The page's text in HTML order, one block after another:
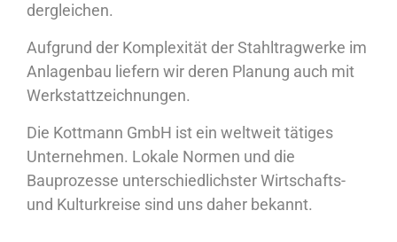
dergleichen.
Aufgrund der Komplexität der Stahltragwerke im
Anlagenbau liefern wir deren Planung auch mit
Werkstattzeichnungen.
Die Kottmann GmbH ist ein weltweit tätiges
Unternehmen. Lokale Normen und die
Bauprozesse unterschiedlichster Wirtschafts-
und Kulturkreise sind uns daher bekannt.